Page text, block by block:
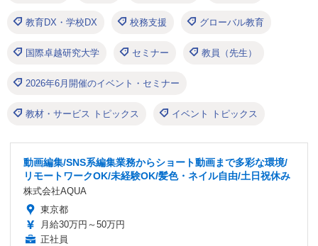
教育DX・学校DX 校務支援 グローバル教育
国際卓越研究大学 セミナー 教員（先生）
2026年6月開催のイベント・セミナー
教材・サービス トピックス イベント トピックス
動画編集/SNS系編集業務からショート動画まで多彩な環境/
リモートワークOK/未経験OK/髪色・ネイル自由/土日祝休み
株式会社AQUA
東京都
月給30万円～50万円
正社員